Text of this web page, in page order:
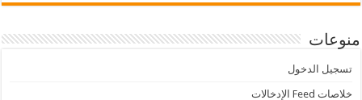
منوعات
تسجيل الدخول
خلاصات Feed الإدخالات